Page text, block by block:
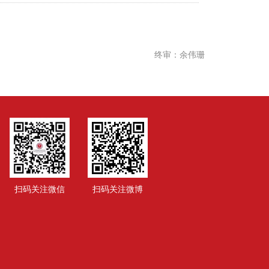
终审：余伟珊
扫码关注微信 扫码关注微博